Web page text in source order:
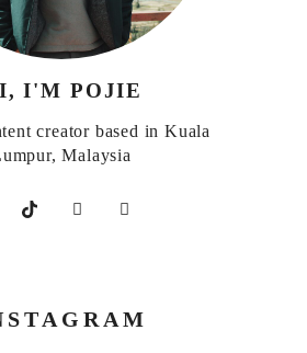
I'M POJIE
creator based in Kuala
Malaysia